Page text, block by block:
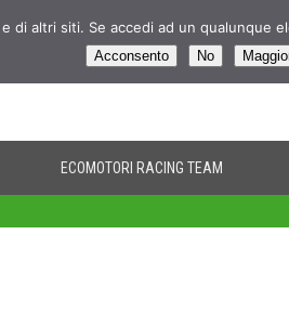
ECOMOTORI RACING TEAM
di altri siti. Se accedi ad un
Acconsento No